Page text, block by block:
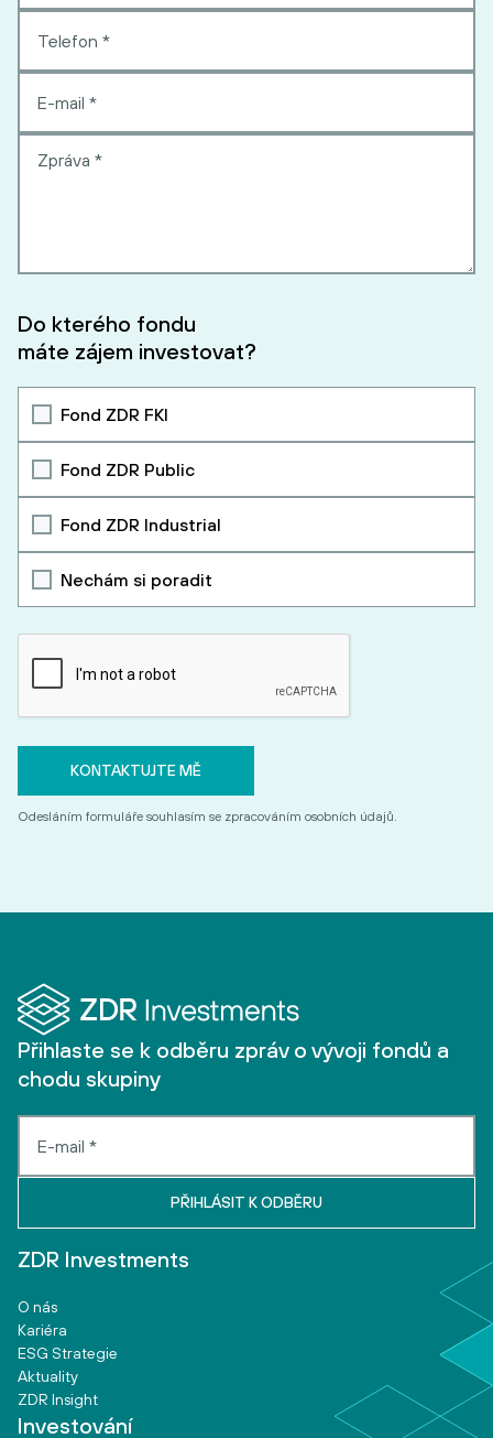
Do kterého fondu
máte zájem investovat?
Fond ZDR FKI
Fond ZDR Public
Fond ZDR Industrial
Nechám si poradit
Odesláním formuláře souhlasím se zpracováním osobních údajů.
Přihlaste se k odběru zpráv o vývoji fondů a
chodu skupiny
ZDR Investments
O nás
Kariéra
ESG Strategie
Aktuality
ZDR Insight
Investování